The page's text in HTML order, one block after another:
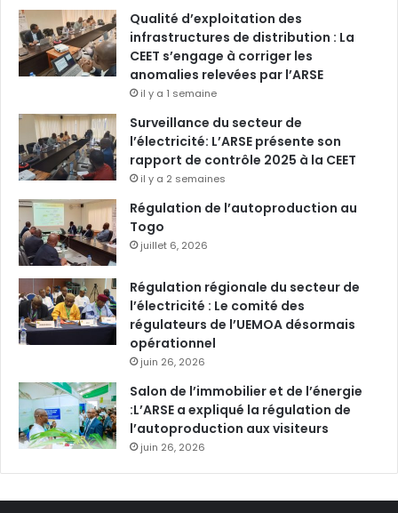
Qualité d’exploitation des
infrastructures de distribution : La
CEET s’engage à corriger les
anomalies relevées par l’ARSE
il y a 1 semaine
Surveillance du secteur de
l’électricité: L’ARSE présente son
rapport de contrôle 2025 à la CEET
il y a 2 semaines
Régulation de l’autoproduction au
Togo
juillet 6, 2026
Régulation régionale du secteur de
l’électricité : Le comité des
régulateurs de l’UEMOA désormais
opérationnel
juin 26, 2026
Salon de l’immobilier et de l’énergie
:L’ARSE a expliqué la régulation de
l’autoproduction aux visiteurs
juin 26, 2026